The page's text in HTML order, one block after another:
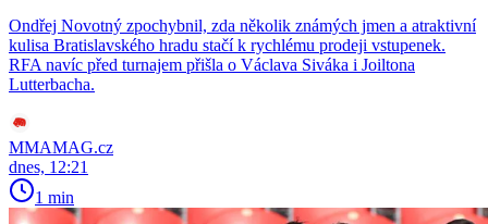
Ondřej Novotný zpochybnil, zda několik známých jmen a atraktivní
kulisa Bratislavského hradu stačí k rychlému prodeji vstupenek.
RFA navíc před turnajem přišla o Václava Siváka i Joiltona
Lutterbacha.
MMAMAG.cz
dnes, 12:21
1 min